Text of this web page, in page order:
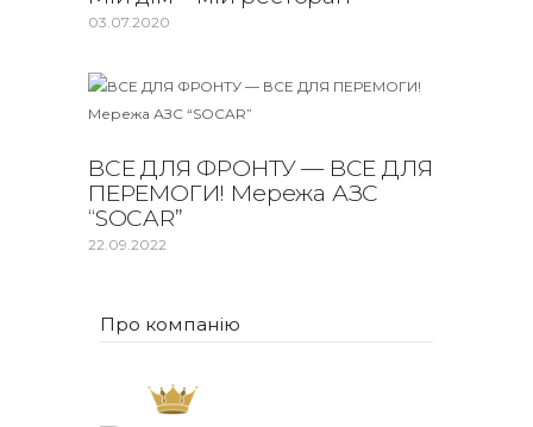
03.07.2020
ВСЕ ДЛЯ ФРОНТУ — ВСЕ ДЛЯ
ПЕРЕМОГИ! Мережа АЗС
“SOCAR”
22.09.2022
Про компанію